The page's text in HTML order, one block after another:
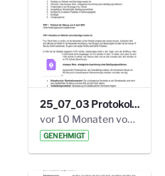
25_07_03 Protokoll Steuerungskreis.pdf
vor 10 Monaten von Alexander Orlowski
GENEHMIGT